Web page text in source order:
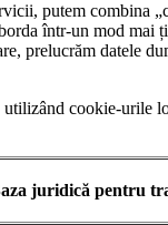
putem
într-un mod mai
prelucrăm datele
cookie-urile
juridică pentru